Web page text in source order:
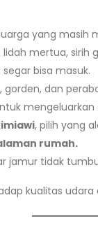
yang masih
lidah mertua, sirih
bisa masuk.
dan
mengeluarkan
, pilih yang
rumah.
jamur tidak
kualitas